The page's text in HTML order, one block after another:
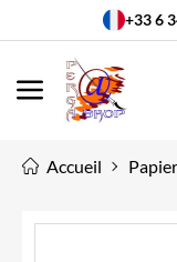
+33 6
MENU
Accueil